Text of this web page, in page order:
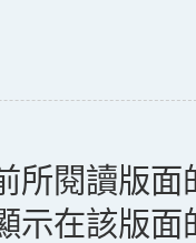
所閱讀版
示在該版